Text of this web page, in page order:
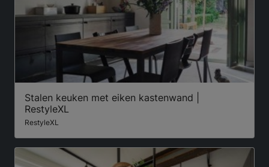
Stalen keuken met eiken kastenwand |
RestyleXL
RestyleXL